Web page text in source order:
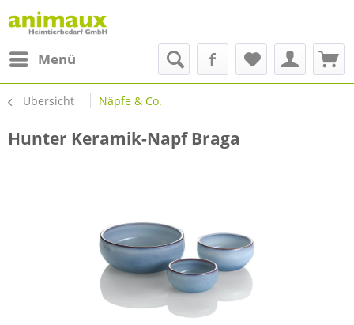
Menü
Übersicht Näpfe & Co.
Hunter Keramik-Napf Braga